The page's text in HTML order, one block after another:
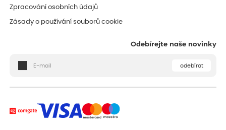
Zpracování osobních údajů
Zásady o používání souborů cookie
Odebírejte naše novinky
odebírat